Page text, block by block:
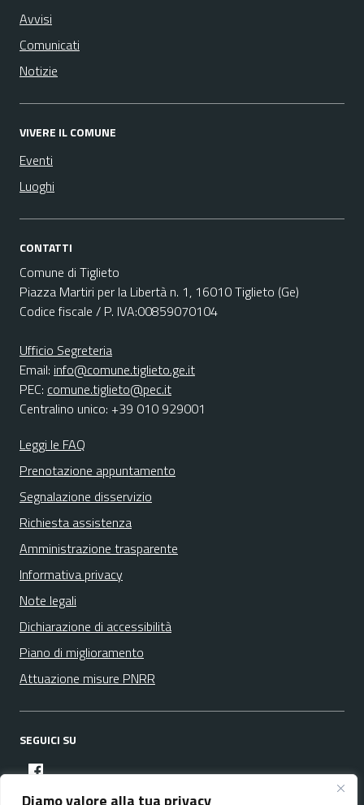
Diamo valore alla tua privacy
Avvisi
Comunicati
Notizie
VIVERE IL COMUNE
Eventi
Luoghi
CONTATTI
Comune di Tiglieto
Piazza Martiri per la Libertà n. 1, 16010 Tiglieto (Ge)
Codice fiscale / P. IVA:00859070104
Ufficio Segreteria
Email: info@comune.tiglieto.ge.it
PEC: comune.tiglieto@pec.it
Centralino unico: +39 010 929001
Leggi le FAQ
Prenotazione appuntamento
Segnalazione disservizio
Richiesta assistenza
Amministrazione trasparente
Informativa privacy
Note legali
Dichiarazione di accessibilità
Piano di miglioramento
Attuazione misure PNRR
SEGUICI SU
facebook